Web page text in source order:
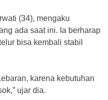
(34), mengaku
ada saat ini. Ia berharap
bisa kembali stabil
karena kebutuhan
ujar dia.